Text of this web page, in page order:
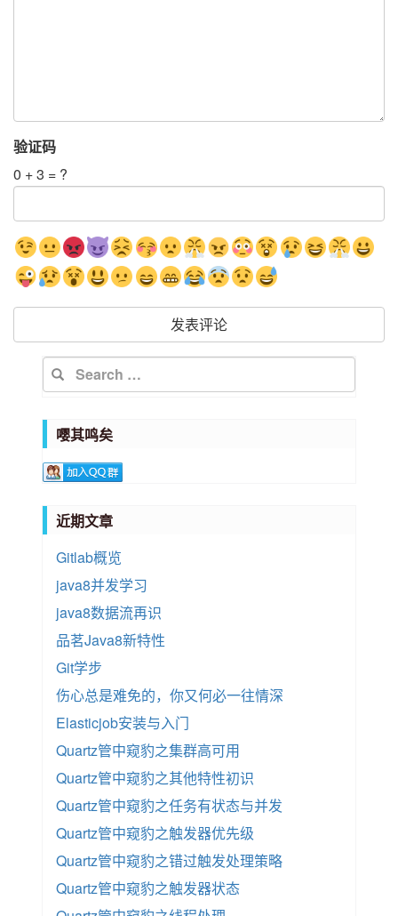
验证码
0 + 3 = ?
嘤其鸣矣
近期文章
Gitlab概览
java8并发学习
java8数据流再识
品茗Java8新特性
Git学步
伤心总是难免的，你又何必一往情深
Elasticjob安装与入门
Quartz管中窥豹之集群高可用
Quartz管中窥豹之其他特性初识
Quartz管中窥豹之任务有状态与并发
Quartz管中窥豹之触发器优先级
Quartz管中窥豹之错过触发处理策略
Quartz管中窥豹之触发器状态